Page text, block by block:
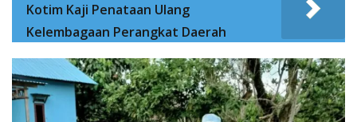
Kotim Kaji Penataan Ulang
Kelembagaan Perangkat Daerah